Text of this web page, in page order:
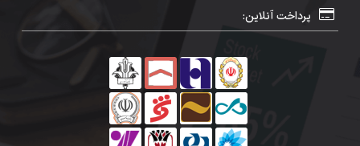
پرداخت آنلاین: